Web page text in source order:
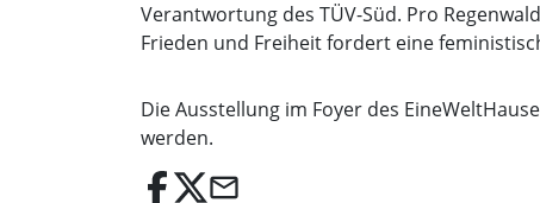
Verantwortung des TÜV-Süd. Pro
Frieden und Freiheit fordert eine
Die Ausstellung im Foyer des
werden.
email